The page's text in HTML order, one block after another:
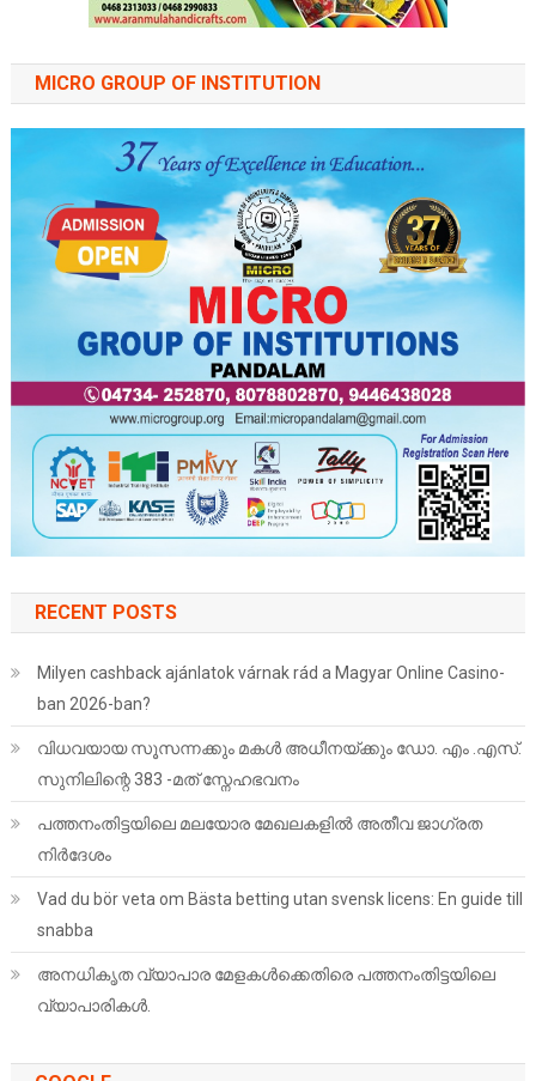
MICRO GROUP OF INSTITUTION
RECENT POSTS
Milyen cashback ajánlatok várnak rád a Magyar Online Casino-
ban 2026-ban?
വിധവയായ സൂസന്നക്കും മകൾ അധീനയ്ക്കും ഡോ. എം .എസ്.
സുനിലിന്റെ 383 -മത് സ്നേഹഭവനം
പത്തനംതിട്ടയിലെ മലയോര മേഖലകളില്‍ അതീവ ജാഗ്രത
നിര്‍ദേശം
Vad du bör veta om Bästa betting utan svensk licens: En guide till
snabba
അനധികൃത വ്യാപാര മേളകൾക്കെതിരെ പത്തനംതിട്ടയിലെ
വ്യാപാരികൾ.